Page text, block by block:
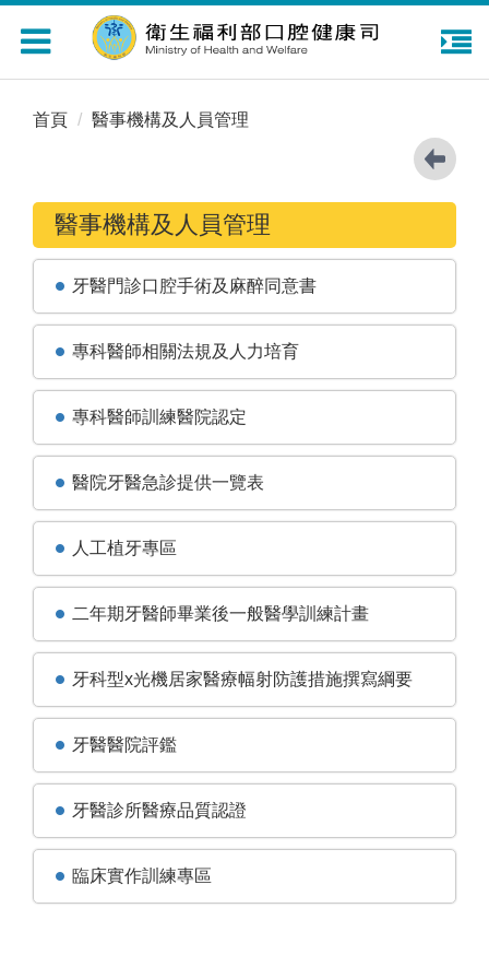
Toggle
navigation
首頁 醫事機構及人員管理
醫事機構及人員管理
牙醫門診口腔手術及麻醉同意書
專科醫師相關法規及人力培育
專科醫師訓練醫院認定
醫院牙醫急診提供一覽表
人工植牙專區
二年期牙醫師畢業後一般醫學訓練計畫
牙科型x光機居家醫療幅射防護措施撰寫綱要
牙醫醫院評鑑
牙醫診所醫療品質認證
臨床實作訓練專區